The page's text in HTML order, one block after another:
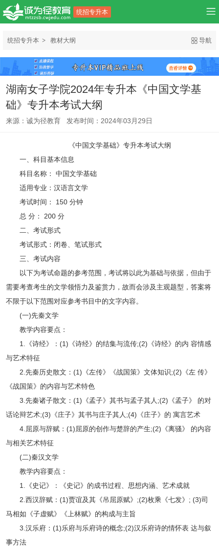
统招专升本
统招专升本 教材大纲 导航
湖南女子学院2024年专升本《中国文学基
础》专升本考试大纲
来源：诚为径教育 发布时间：2024年03月29日
《中国文学基础》专升本考试大纲
一、科目基本信息
科目名称： 中国文学基础
适用专业：汉语言文学
考试时间： 150 分钟
总 分： 200 分
二、考试形式
考试形式：闭卷、笔试形式
三、考试内容
以下为考试命题的参考范围，考试将以此为基础与依据，但由于
需要考查考生的文学领悟力及鉴赏力，故而会涉及主观题型，答案将
不限于以下范围对应参考书目中的文字内容。
(一)先秦文学
教学内容要点：
1.《诗经》：(1)《诗经》的结集与流传;(2)《诗经》的内 容情感
与艺术特征
2.先秦历史散文：(1)《左传》《战国策》文体知识;(2)《左 传》
《战国策》的内容与艺术特色
3.先秦诸子散文：(1)《孟子》其书与孟子其人;(2)《孟子》 的对
话论辩艺术;(3)《庄子》其书与庄子其人;(4)《庄子》的 寓言艺术
4.屈原与辞赋：(1)屈原的创作与楚辞的产生;(2)《离骚》 的内容
与相关艺术特征
(二)秦汉文学
教学内容要点：
1.《史记》：《史记》的成书过程、思想内涵、艺术成就
2.西汉辞赋：(1)贾谊及其《吊屈原赋》;(2)枚乘《七发》; (3)司
马相如《子虚赋》《上林赋》的构成与主旨
3.汉乐府：(1)乐府与乐府诗的概念;(2)汉乐府诗的情怀表 达与叙
事方法